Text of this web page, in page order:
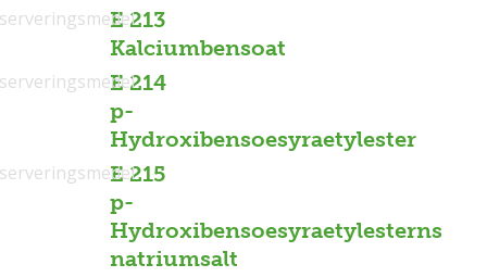
E 213
Kalciumbensoat
E 214
p-
Hydroxibensoesyraetylester
E 215
p-
Hydroxibensoesyraetylesterns
natriumsalt